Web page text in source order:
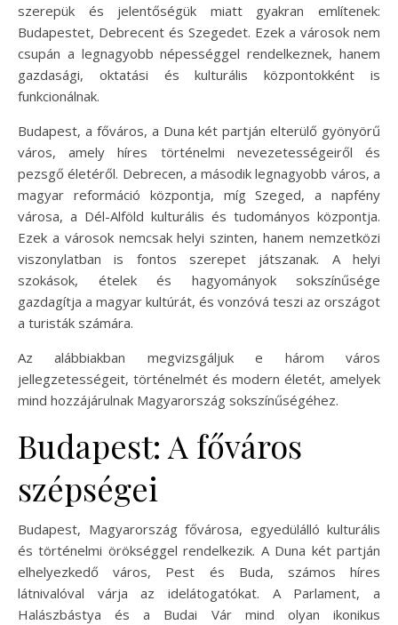
szerepük és jelentőségük miatt gyakran említenek:
Budapestet, Debrecent és Szegedet. Ezek a városok nem
csupán a legnagyobb népességgel rendelkeznek, hanem
gazdasági, oktatási és kulturális központokként is
funkcionálnak.
Budapest, a főváros, a Duna két partján elterülő gyönyörű
város, amely híres történelmi nevezetességeiről és
pezsgő életéről. Debrecen, a második legnagyobb város, a
magyar reformáció központja, míg Szeged, a napfény
városa, a Dél-Alföld kulturális és tudományos központja.
Ezek a városok nemcsak helyi szinten, hanem nemzetközi
viszonylatban is fontos szerepet játszanak. A helyi
szokások, ételek és hagyományok sokszínűsége
gazdagítja a magyar kultúrát, és vonzóvá teszi az országot
a turisták számára.
Az alábbiakban megvizsgáljuk e három város
jellegzetességeit, történelmét és modern életét, amelyek
mind hozzájárulnak Magyarország sokszínűségéhez.
Budapest: A főváros
szépségei
Budapest, Magyarország fővárosa, egyedülálló kulturális
és történelmi örökséggel rendelkezik. A Duna két partján
elhelyezkedő város, Pest és Buda, számos híres
látnivalóval várja az idelátogatókat. A Parlament, a
Halászbástya és a Budai Vár mind olyan ikonikus